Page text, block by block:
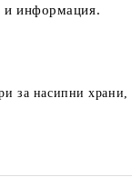
и информация.
за насипни